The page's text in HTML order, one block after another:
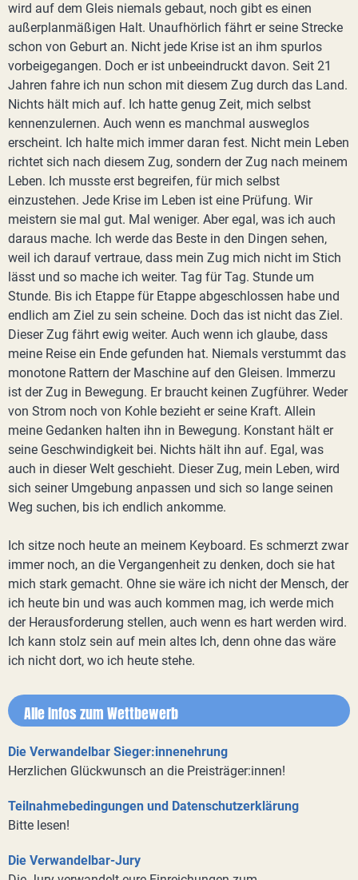
wird auf dem Gleis niemals gebaut, noch gibt es einen
außerplanmäßigen Halt. Unaufhörlich fährt er seine Strecke
schon von Geburt an. Nicht jede Krise ist an ihm spurlos
vorbeigegangen. Doch er ist unbeeindruckt davon. Seit 21
Jahren fahre ich nun schon mit diesem Zug durch das Land.
Nichts hält mich auf. Ich hatte genug Zeit, mich selbst
kennenzulernen. Auch wenn es manchmal ausweglos
erscheint. Ich halte mich immer daran fest. Nicht mein Leben
richtet sich nach diesem Zug, sondern der Zug nach meinem
Leben. Ich musste erst begreifen, für mich selbst
einzustehen. Jede Krise im Leben ist eine Prüfung. Wir
meistern sie mal gut. Mal weniger. Aber egal, was ich auch
daraus mache. Ich werde das Beste in den Dingen sehen,
weil ich darauf vertraue, dass mein Zug mich nicht im Stich
lässt und so mache ich weiter. Tag für Tag. Stunde um
Stunde. Bis ich Etappe für Etappe abgeschlossen habe und
endlich am Ziel zu sein scheine. Doch das ist nicht das Ziel.
Dieser Zug fährt ewig weiter. Auch wenn ich glaube, dass
meine Reise ein Ende gefunden hat. Niemals verstummt das
monotone Rattern der Maschine auf den Gleisen. Immerzu
ist der Zug in Bewegung. Er braucht keinen Zugführer. Weder
von Strom noch von Kohle bezieht er seine Kraft. Allein
meine Gedanken halten ihn in Bewegung. Konstant hält er
seine Geschwindigkeit bei. Nichts hält ihn auf. Egal, was
auch in dieser Welt geschieht. Dieser Zug, mein Leben, wird
sich seiner Umgebung anpassen und sich so lange seinen
Weg suchen, bis ich endlich ankomme.
Ich sitze noch heute an meinem Keyboard. Es schmerzt zwar
immer noch, an die Vergangenheit zu denken, doch sie hat
mich stark gemacht. Ohne sie wäre ich nicht der Mensch, der
ich heute bin und was auch kommen mag, ich werde mich
der Herausforderung stellen, auch wenn es hart werden wird.
Ich kann stolz sein auf mein altes Ich, denn ohne das wäre
ich nicht dort, wo ich heute stehe.
Alle Infos zum Wettbewerb
Die Verwandelbar Sieger:innenehrung
Herzlichen Glückwunsch an die Preisträger:innen!
Teilnahmebedingungen und Datenschutzerklärung
Bitte lesen!
Die Verwandelbar-Jury